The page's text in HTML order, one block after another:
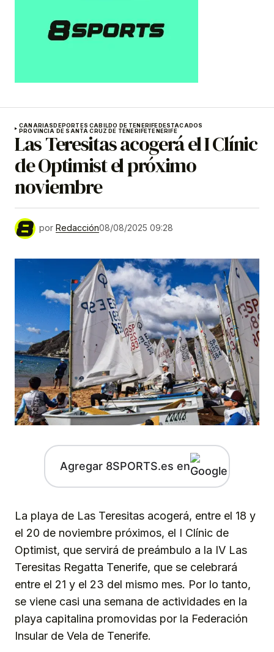
CANARIAS DEPORTES CABILDO DE TENERIFE DESTACADOS
PROVINCIA DE SANTA CRUZ DE TENERIFETENERIFE
Las Teresitas acogerá el I Clínic
de Optimist el próximo
noviembre
por Redacción08/08/2025 09:28
Agregar 8SPORTS.es en
La playa de Las Teresitas acogerá, entre el 18 y
el 20 de noviembre próximos, el I Clínic de
Optimist, que servirá de preámbulo a la IV Las
Teresitas Regatta Tenerife, que se celebrará
entre el 21 y el 23 del mismo mes. Por lo tanto,
se viene casi una semana de actividades en la
playa capitalina promovidas por la Federación
Insular de Vela de Tenerife.